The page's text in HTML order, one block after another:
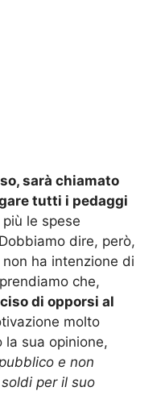
sarà chiamato
tutti i pedaggi
più le spese
dire, però,
ha intenzione di
che,
di opporsi al
molto
sua opinione,
e non
per il suo